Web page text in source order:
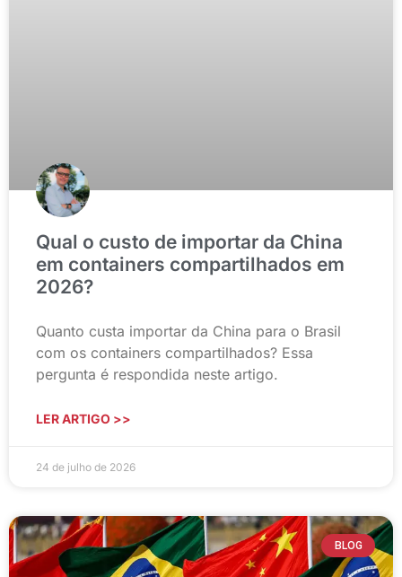
Qual o custo de importar da China
em containers compartilhados em
2026?
Quanto custa importar da China para o Brasil
com os containers compartilhados? Essa
pergunta é respondida neste artigo.
LER ARTIGO >>
24 de julho de 2026
BLOG